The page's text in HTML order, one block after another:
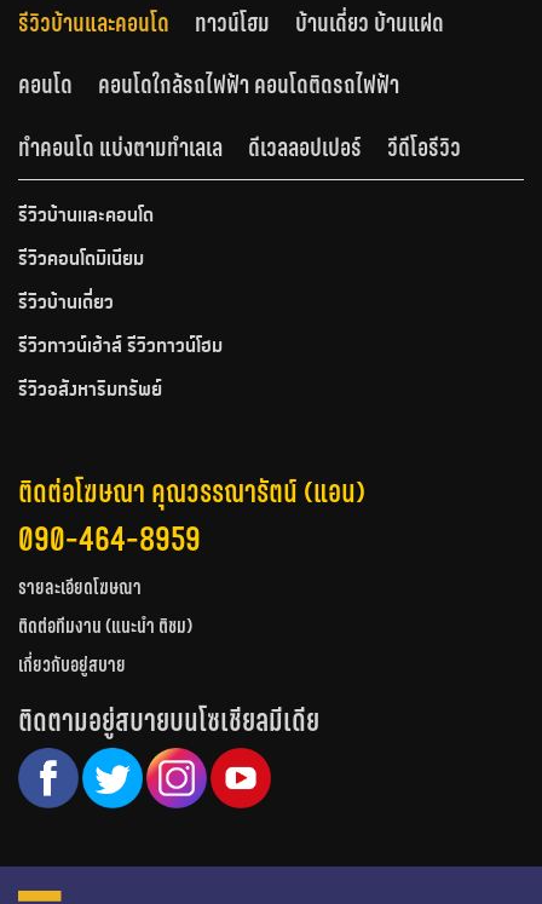
รีวิวบ้านและคอนโด ทาวน์โฮม
บ้านเดี่ยว บ้านแฝด
คอนโด
คอนโดใกล้รถไฟฟ้า คอนโดติดรถไฟฟ้า
ทำคอนโด แบ่งตามทำเลเล
ดีเวลลอปเปอร์ วีดีโอรีวิว
รีวิวบ้านและคอนโด
รีวิวคอนโดมิเนียม
รีวิวบ้านเดี่ยว
รีวิวทาวน์เฮ้าส์ รีวิวทาวน์โฮม
รีวิวอสังหาริมทรัพย์
ติดต่อโฆษณา คุณวรรณารัตน์ (แอน)
090-464-8959
รายละเอียดโฆษณา
ติดต่อทีมงาน (แนะนำ ติชม)
เกี่ยวกับอยู่สบาย
ติดตามอยู่สบายบนโซเชียลมีเดีย